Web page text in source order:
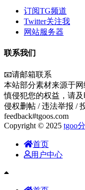
订阅TG频道
Twitter关注我
网站服务器
联系我们
📧请邮箱联系
本站部分素材来源于
慎侵犯您的权益，请及
侵权删帖 / 违法举报 /
feedback#tgoos.com
Copyright © 2025 tgoo
首页
用户中心